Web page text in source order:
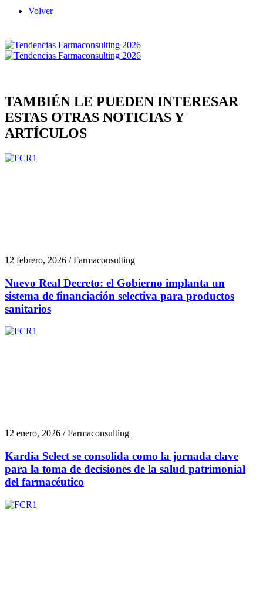
Volver
TAMBIÉN LE PUEDEN INTERESAR
ESTAS OTRAS NOTICIAS Y
ARTÍCULOS
12 febrero, 2026 / Farmaconsulting
Nuevo Real Decreto: el Gobierno implanta un
sistema de financiación selectiva para productos
sanitarios
12 enero, 2026 / Farmaconsulting
Kardia Select se consolida como la jornada clave
para la toma de decisiones de la salud patrimonial
del farmacéutico